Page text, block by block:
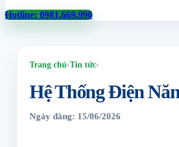
Hotline: 0981.669.996
Trang chủ›Tin tức›
Hệ Thống Điện
Ngày đăng: 15/06/2026